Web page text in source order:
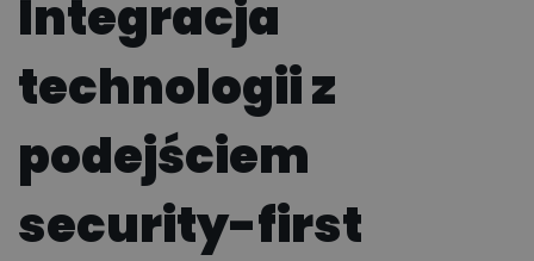
Integracja
technologii z
podejściem
security-first